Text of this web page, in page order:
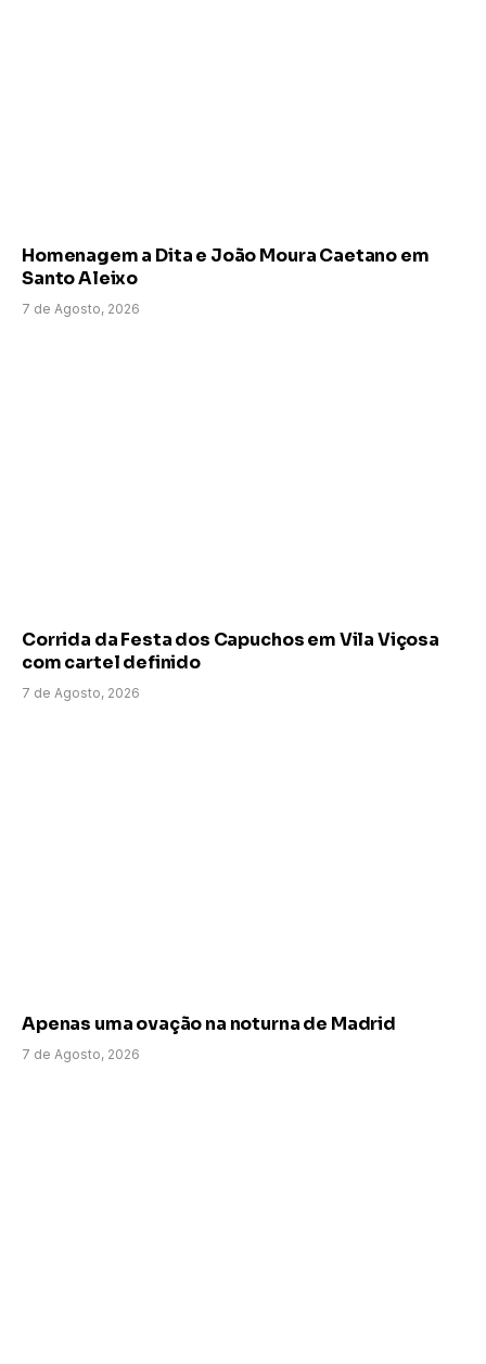
Homenagem a Dita e João Moura Caetano em
Santo Aleixo
7 de Agosto, 2026
Corrida da Festa dos Capuchos em Vila Viçosa
com cartel definido
7 de Agosto, 2026
Apenas uma ovação na noturna de Madrid
7 de Agosto, 2026